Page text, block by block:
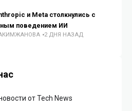
и Meta столкнулись с
поведением ИИ
2 ДНЯ НАЗАД
от Tech News